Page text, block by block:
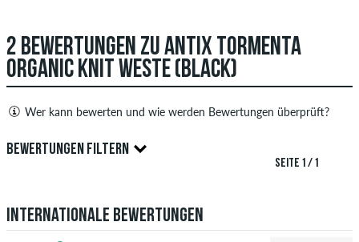
2 BEWERTUNGEN ZU ANTIX TORMENTA
ORGANIC KNIT WESTE (BLACK)
Wer kann bewerten und wie werden Bewertungen überprüft?
Nur Personen mit einem skatedeluxe Kundenkonto können
Bewertungen abgeben. Diese werden erst nach unserer
beleidigenden oder obszönen Inhalten sowie Bewertungen,
BEWERTUNGEN FILTERN
5.0
SEITE 1 / 1
Internationale Bewertungen